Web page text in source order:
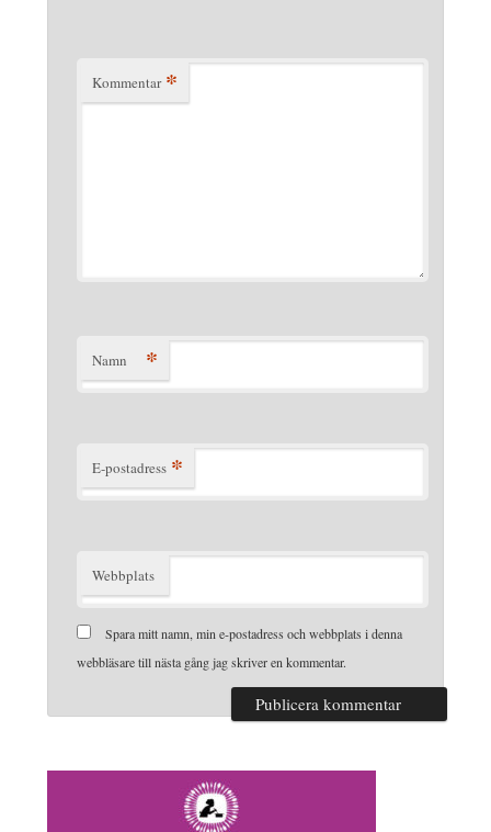
Kommentar *
Namn *
E-postadress *
Webbplats
Spara mitt namn, min e-postadress och webbplats i denna
webbläsare till nästa gång jag skriver en kommentar.